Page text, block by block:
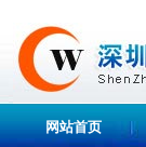
网站首页